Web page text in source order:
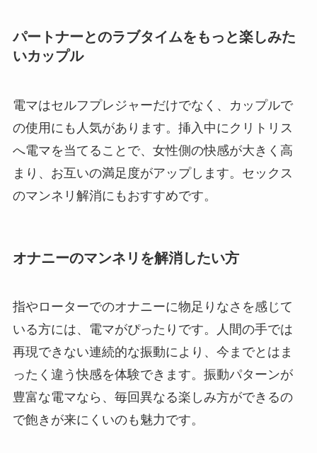
パートナーとのラブタイムをもっと楽しみた
いカップル
電マはセルフプレジャーだけでなく、カップルで
の使用にも人気があります。挿入中にクリトリス
へ電マを当てることで、女性側の快感が大きく高
まり、お互いの満足度がアップします。セックス
のマンネリ解消にもおすすめです。
オナニーのマンネリを解消したい方
指やローターでのオナニーに物足りなさを感じて
いる方には、電マがぴったりです。人間の手では
再現できない連続的な振動により、今までとはま
ったく違う快感を体験できます。振動パターンが
豊富な電マなら、毎回異なる楽しみ方ができるの
で飽きが来にくいのも魅力です。